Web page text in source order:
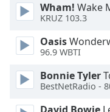
Font
Wham! Wake
KRUZ 103.3
Oasis
96.9 WBTI
Bonnie Tyler
BestNetRadio -